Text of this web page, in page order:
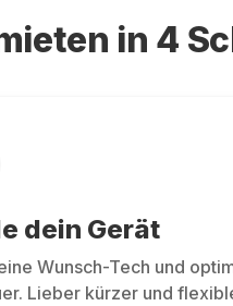
in 4
dein Gerät
Wunsch-Tech und
Lieber kürzer und